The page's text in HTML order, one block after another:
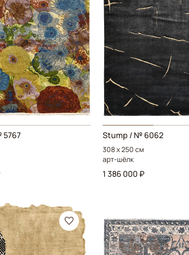
Stump / № 6062
308 x 250 см
арт-шёлк
1 386 000 ₽